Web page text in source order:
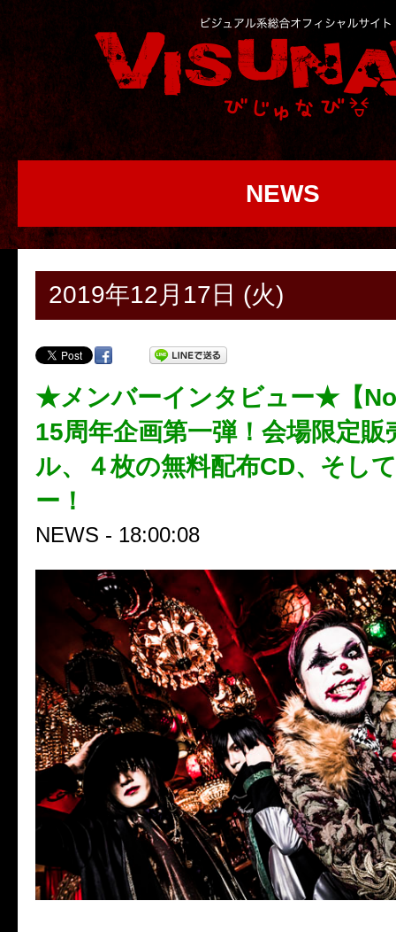
NEWS
2019年12月17日 (火)
★メンバーインタビュー★【
15周年企画第一弾！会場限定販
ル、４枚の無料配布CD、そし
ー！
NEWS - 18:00:08